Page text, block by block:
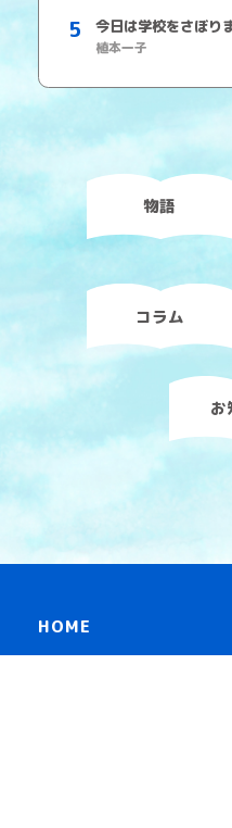
今日は学校をさぼり
植本一子
物語
コラム
お
HOME